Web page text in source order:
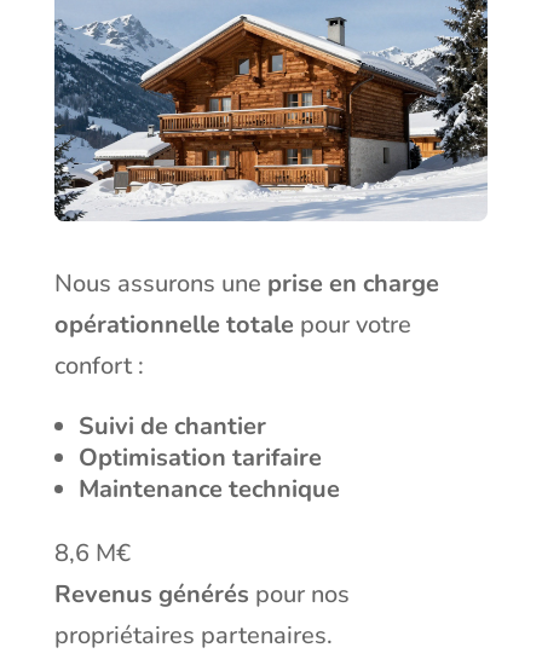
Nous assurons une prise en charge
opérationnelle totale pour votre
confort :
Suivi de chantier
Optimisation tarifaire
Maintenance technique
8,6 M€
Revenus générés pour nos
propriétaires partenaires.